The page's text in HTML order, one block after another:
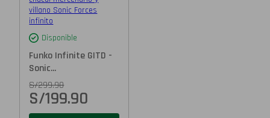
Disponible
Funko Infinite GITD -
Sonic...
S/299.90
S/199.90